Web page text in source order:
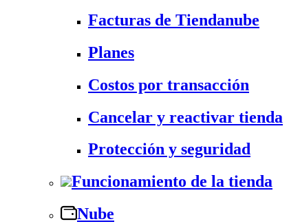
Facturas de Tiendanube
Planes
Costos por transacción
Cancelar y reactivar tienda
Protección y seguridad
Funcionamiento de la tienda
Nube